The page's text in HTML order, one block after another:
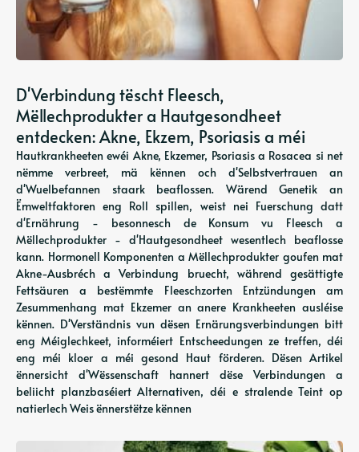
D'Verbindung tëscht Fleesch,
Mëllechprodukter a Hautgesondheet
entdecken: Akne, Ekzem, Psoriasis a méi
Hautkrankheeten ewéi Akne, Ekzemer, Psoriasis a Rosacea si net
nëmme verbreet, mä kënnen och d'Selbstvertrauen an
d'Wuelbefannen staark beaflossen. Wärend Genetik an
Ëmweltfaktoren eng Roll spillen, weist nei Fuerschung datt
d'Ernährung - besonnesch de Konsum vu Fleesch a
Mëllechprodukter - d'Hautgesondheet wesentlech beaflosse
kann. Hormonell Komponenten a Mëllechprodukter goufen mat
Akne-Ausbréch a Verbindung bruecht, während gesättigte
Fettsäuren a bestëmmte Fleeschzorten Entzündungen am
Zesummenhang mat Ekzemer an anere Krankheeten ausléise
kënnen. D'Verständnis vun dësen Ernärungsverbindungen bitt
eng Méiglechkeet, informéiert Entscheedungen ze treffen, déi
eng méi kloer a méi gesond Haut förderen. Dësen Artikel
ënnersicht d'Wëssenschaft hannert dëse Verbindungen a
beliicht planzbaséiert Alternativen, déi e stralende Teint op
natierlech Weis ënnerstëtze kënnen